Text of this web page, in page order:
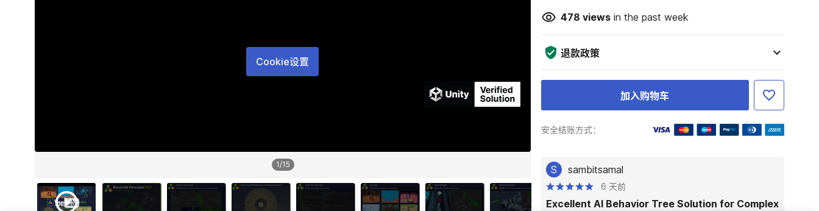
Cookie设置
1/15
478 viewsin the past week
退款政策
加入购物车
安全结账方式：
S sambitsamal
6 天前
Excellent AI Behavior Tree Solution for Complex